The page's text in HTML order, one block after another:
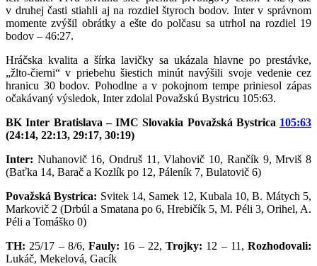
v druhej časti stiahli aj na rozdiel štyroch bodov. Inter v správnom
momente zvýšil obrátky a ešte do polčasu sa utrhol na rozdiel 19
bodov – 46:27.
Hráčska kvalita a šírka lavičky sa ukázala hlavne po prestávke,
„žlto-čierni“ v priebehu šiestich minút navýšili svoje vedenie cez
hranicu 30 bodov. Pohodlne a v pokojnom tempe priniesol zápas
očakávaný výsledok, Inter zdolal Považskú Bystricu 105:63.
BK Inter Bratislava – IMC Slovakia Považská Bystrica 105:63
(24:14, 22:13, 29:17, 30:19)
Inter: Nuhanovič 16, Ondruš 11, Vlahovič 10, Rančík 9, Mrviš 8
(Baťka 14, Barač a Kozlík po 12, Páleník 7, Bulatovič 6)
Považská Bystrica: Svitek 14, Samek 12, Kubala 10, B. Mátych 5,
Markovič 2 (Drbúl a Smatana po 6, Hrebičík 5, M. Péli 3, Orihel, A.
Péli a Tomáško 0)
TH: 25/17 – 8/6, Fauly: 16 – 22, Trojky: 12 – 11, Rozhodovali:
Lukáč, Mekelová, Gacík